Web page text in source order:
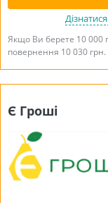
Якщо Ви берете 10 000
повернення 10 030 грн.
Є Гроші